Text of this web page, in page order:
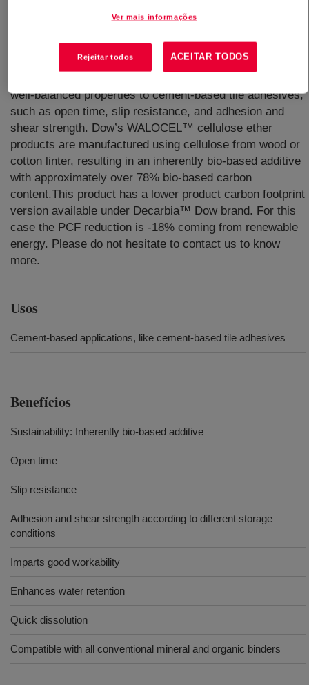
This product was developed for cement-based
well-balanced properties to cement-based tile adhesives,
such as open time, slip resistance, and adhesion and
shear strength. Dow’s WALOCEL™ cellulose ether
products are manufactured using cellulose from wood or
cotton linter, resulting in an inherently bio-based additive
with approximately over 78% bio-based carbon
content.This product has a lower product carbon footprint
version available under Decarbia™ Dow brand. For this
case the PCF reduction is -18% coming from renewable
energy. Please do not hesitate to contact us to know
more.
Usos
Cement-based applications, like cement-based tile adhesives
Benefícios
Sustainability: Inherently bio-based additive
Open time
Slip resistance
Adhesion and shear strength according to different storage
conditions
Imparts good workability
Enhances water retention
Quick dissolution
Compatible with all conventional mineral and organic binders
Ver mais informações
Rejeitar todos ACEITAR TODOS